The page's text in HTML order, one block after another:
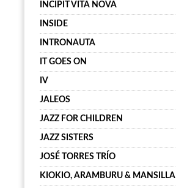
INCIPIT VITA NOVA
INSIDE
INTRONAUTA
IT GOES ON
IV
JALEOS
JAZZ FOR CHILDREN
JAZZ SISTERS
JOSÉ TORRES TRÍO
KIOKIO, ARAMBURU & MANSILLA